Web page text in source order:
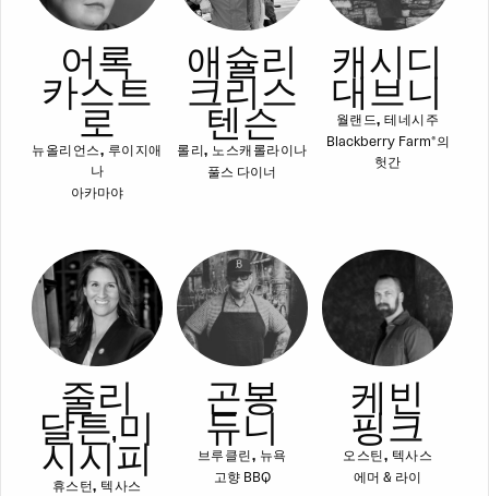
어록
카스트
로
뉴올리언스, 루이지애
나
아카마야
애슐리
크리스
텐슨
롤리, 노스캐롤라이나
풀스 다이너
캐시디
대브니
월랜드, 테네시주
Blackberry Farm®의
헛간
줄리
달튼, 미
시시피
휴스턴, 텍사스
곤봉
듀니
브루클린, 뉴욕
고향 BBQ
케빈
핑크
오스틴, 텍사스
에머 & 라이